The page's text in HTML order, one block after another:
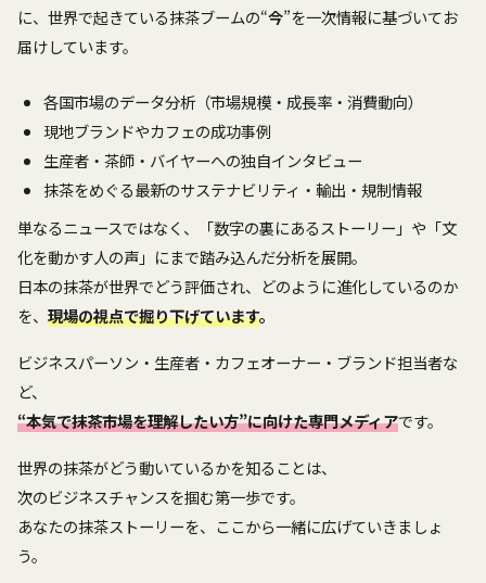
に、世界で起きている抹茶ブームの“今”を一次情報に基づいてお
届けしています。
各国市場のデータ分析（市場規模・成長率・消費動向）
現地ブランドやカフェの成功事例
生産者・茶師・バイヤーへの独自インタビュー
抹茶をめぐる最新のサステナビリティ・輸出・規制情報
単なるニュースではなく、「数字の裏にあるストーリー」や「文
化を動かす人の声」にまで踏み込んだ分析を展開。
日本の抹茶が世界でどう評価され、どのように進化しているのか
を、 現場の視点で掘り下げています。
ビジネスパーソン・生産者・カフェオーナー・ブランド担当者な
ど、
“本気で抹茶市場を理解したい方”に向けた専門メディアです。
世界の抹茶がどう動いているかを知ることは、
次のビジネスチャンスを掴む第一歩です。
あなたの抹茶ストーリーを、ここから一緒に広げていきましょ
う。